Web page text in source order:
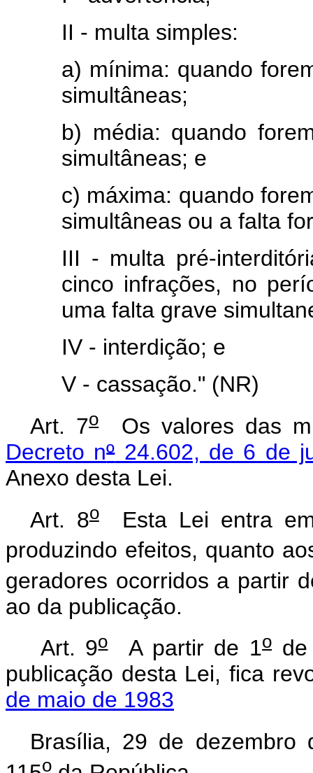
II - multa simples:
a) mínima: quando
simultâneas;
b) média: quando
simultâneas; e
c) máxima: quando
simultâneas ou a falta
III - multa pré-
cinco infrações, no
uma falta grave
IV - interdição; e
V - cassação." (NR)
Art. 7oOs valores das
Decreto nº24.602, de 6 de
Anexo desta Lei.
Art. 8oEsta Lei entra em
produzindo efeitos, quanto
geradores ocorridos a partir
ao da publicação.
Art. 9oA partir de 1o
publicação desta Lei, fica
de maio de 1983
Brasília, 29 de dezembro
o